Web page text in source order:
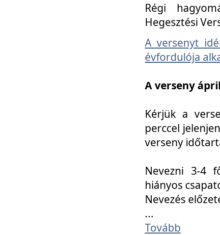
Régi
Hegesztési
A versenyt
évfordulója
A verseny
Kérjük a
perccel
verseny
Nevezni 3-4
hiányos
Nevezés
...
Tovább